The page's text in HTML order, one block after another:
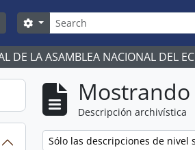
Búsqueda
Search options
DE LA ASAMBLEA NACIONAL DEL
Descripción archivística
Remove filter:
Sólo las descripciones de nivel